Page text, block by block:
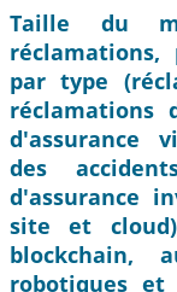
Taille du
par type
réclamations
d'assurance
des
d'assurance
site et
blockchain,
robotiques